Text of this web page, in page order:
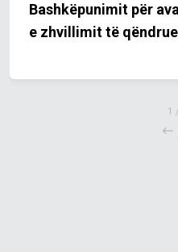
Bashkëpunimit për
e zhvillimit të
për periudhën
1 /